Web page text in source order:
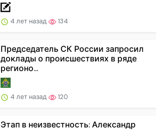
4 лет назад 134
Председатель СК России запросил
доклады о происшествиях в ряде
регионо...
4 лет назад 120
Этап в неизвестность: Александр